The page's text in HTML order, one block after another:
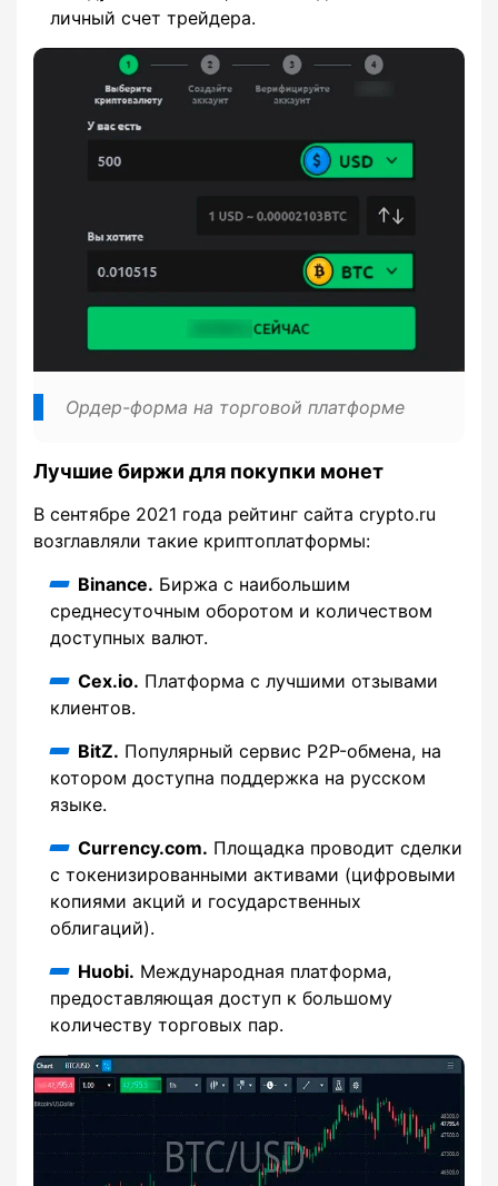
личный счет трейдера.
Ордер-форма на торговой платформе
Лучшие биржи для покупки монет
В сентябре 2021 года рейтинг сайта crypto.ru
возглавляли такие криптоплатформы:
Binance. Биржа с наибольшим
среднесуточным оборотом и количеством
доступных валют.
Cex.io. Платформа с лучшими отзывами
клиентов.
BitZ. Популярный сервис P2P-обмена, на
котором доступна поддержка на русском
языке.
Currency.com. Площадка проводит сделки
с токенизированными активами (цифровыми
копиями акций и государственных
облигаций).
Huobi. Международная платформа,
предоставляющая доступ к большому
количеству торговых пар.